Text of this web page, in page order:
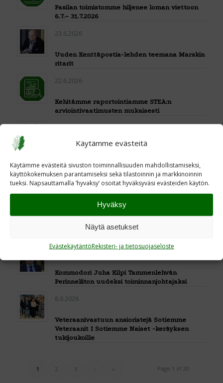
Käytämme evästeitä
Käytämme evästeitä sivuston toiminnallisuuden mahdollistamiseksi,
käyttökokemuksen parantamiseksi sekä tilastoinnin ja markkinoinnin
tueksi. Napsauttamalla ’hyvaksy’ osoitat hyväksyväsi evästeiden käytön.
Hyväksy
Näytä asetukset
EvästekäytäntöRekisteri- ja tietosuojaseloste
Pasilan toimistomme hiljenee loman viettoon
6.7.– 31.7.2026
23.6.2026
Uuden Kenttäpostia-lehden teemana Marskin
ritarit
22.6.2026
Kehitämme raportointiamme STEA:n
arviointivaatimusten mukaisesti
Tutustu vuoden 2025 avainlukuihimme
17.6.2026
Piispa Mari Leppäsen juhlapuhe Satakunnan
kesätapahtumassa
11.6.2026
Kommodori Juha Kilpi Tammenlehvän
Perinneliiton uudeksi toiminnanjohtajaksi
8.6.2026
Veteraanivastuun ansioristejä Sotiemme
Veteraanit I Sotiemme Naiset -keräyksen
tukijoukoille
Page 1 of 20
1 2 3 › »